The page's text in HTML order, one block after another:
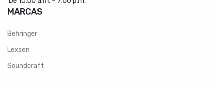
MARCAS
Behringer
Lexsen
Soundcraft